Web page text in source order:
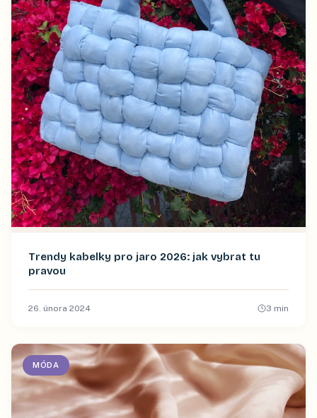
Trendy kabelky pro jaro 2026: jak vybrat tu
pravou
26. února 2024 3 min
MÓDA